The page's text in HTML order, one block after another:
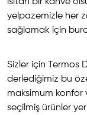
yelpazemizle her
sağlamak için
Sizler için Termos
derlediğimiz bu
maksimum konfor
seçilmiş ürünler